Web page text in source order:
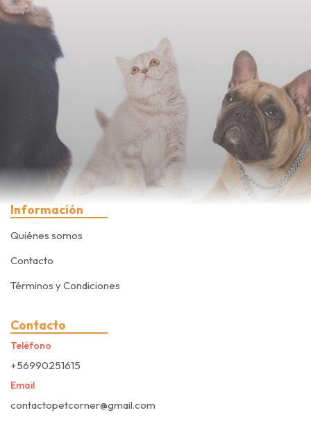
Información
Quiénes somos
Contacto
Términos y Condiciones
Contacto
Teléfono
+56990251615
Email
contactopetcorner@gmail.com